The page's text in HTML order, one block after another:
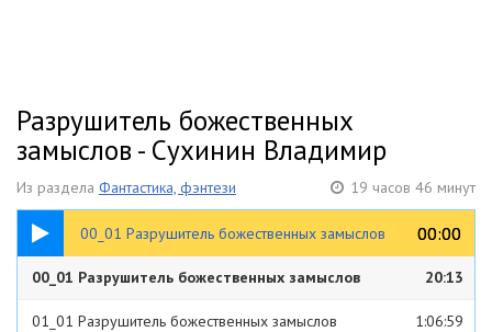
Разрушитель божественных
замыслов - Сухинин Владимир
Из раздела Фантастика, фэнтези 19 часов 46 минут
00_01 Разрушитель божественных замыслов 00:00
00:00
20:13
00_01 Разрушитель божественных замыслов 20:13
01_01 Разрушитель божественных замыслов 1:06:59